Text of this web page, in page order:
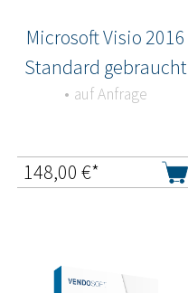
Microsoft Visio 2016
Standard gebraucht
auf Anfrage
148,00 €*